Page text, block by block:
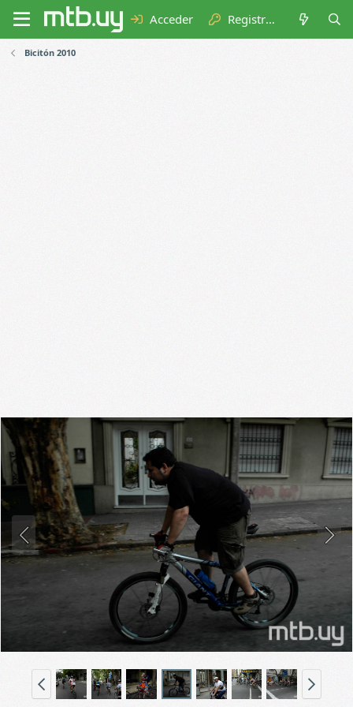
Acceder Registrarse
Bicitón 2010